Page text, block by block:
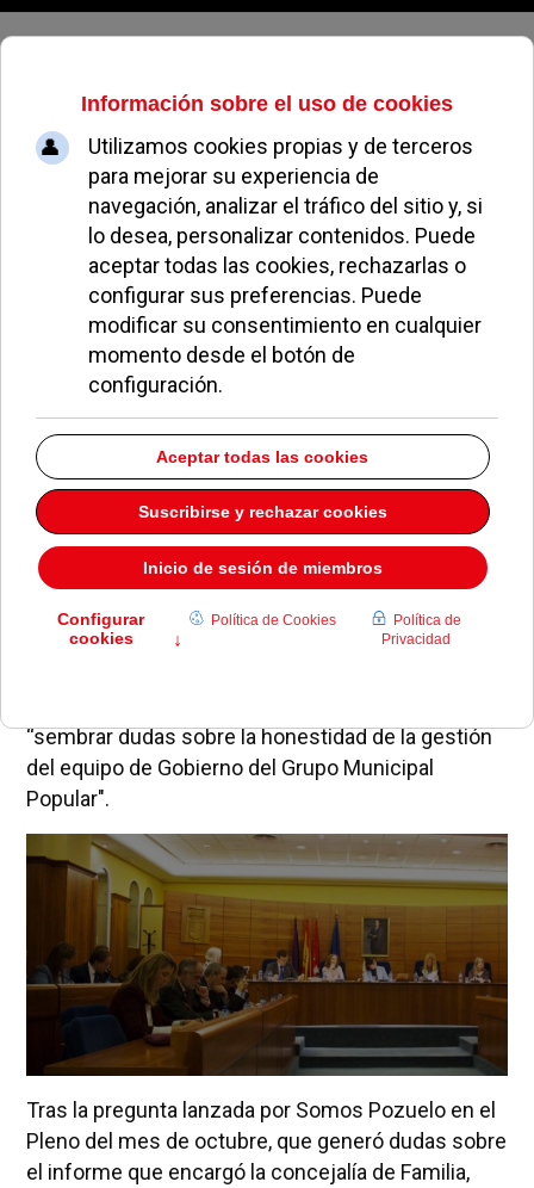
Viernes, 07 de agosto de 2026
El PP explica en un comunicado la
adjudicación del estudio sobre los
trabajadores de Familia
REDACCIÓN POLÍTICA 20 OCTUBRE 2017
“sembrar dudas sobre la honestidad de la gestión
del equipo de Gobierno del Grupo Municipal
Popular".
Tras la pregunta lanzada por Somos Pozuelo en el
Pleno del mes de octubre, que generó dudas sobre
el informe que encargó la concejalía de Familia,